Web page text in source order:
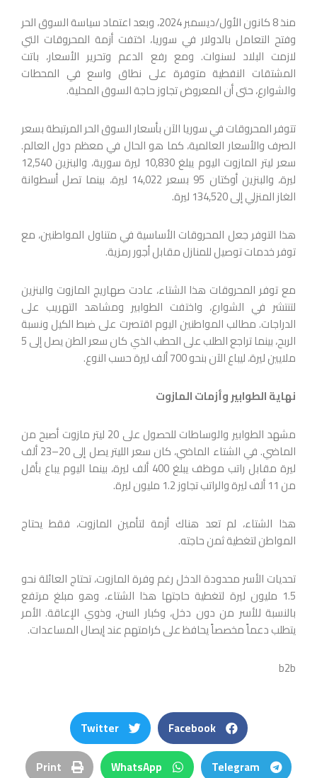
منذ 8 كانون الأول/ديسمبر 2024، وبعد اعتماد سياسة السوق الحر
وفتح التعامل بالدولار في سوريا، اختفت أزمة المحروقات التي
لازمت البلاد لسنوات. ومع رفع الدعم وتحرير الأسعار، باتت
المشتقات النفطية متوفرة على نطاق واسع في المحطات
والشوارع، حتى أن المعروض تجاوز حاجة السوق المحلية.
تتوفر المحروقات في سوريا الآن بأسعار السوق الحر المرتبطة بسعر
الصرف والأسعار العالمية، كما هو الحال في معظم دول العالم.
سعر ليتر المازوت اليوم يبلغ 10,830 ليرة سورية، والبنزين 12,540
ليرة، والبنزين أوكتان 95 بسعر 14,022 ليرة، بينما تصل أسطوانة
الغاز المنزلي إلى 134,520 ليرة.
هذا التوفر جعل المحروقات الأساسية في متناول المواطنين، مع
توفر خدمات توصيل للمنازل مقابل أجور رمزية.
مع توفر المحروقات هذا الشتاء، عادت صهاريج المازوت والبنزين
لتنتشر في الشوارع، واختفت الطوابير ومشاهد التهريب على
الدراجات. مطالب المواطنين اليوم اقتصرت على ضبط الكيل ونسبة
الربح، بينما تراجع الطلب على الحطب الذي كان سعر الطن يصل إلى 5
ملايين ليرة، ليباع الآن بنحو 700 ألف ليرة حسب النوع.
نهاية الطوابير وأزمات المازوت
مشهد الطوابير والوساطات للحصول على 20 ليتر مازوت أصبح من
الماضي. في الشتاء الماضي، كان سعر الليتر يصل إلى 20–23 ألف
ليرة مقابل راتب موظف يبلغ 400 ألف ليرة، بينما اليوم يباع بأقل
من 11 ألف ليرة والراتب تجاوز 1.2 مليون ليرة.
هذا الشتاء، لم تعد هناك أزمة لتأمين المازوت، فقط يحتاج
المواطن لتغطية ثمن حاجته.
تحديات الأسر محدودة الدخل رغم وفرة المازوت، تحتاج العائلة نحو
1.5 مليون ليرة لتغطية حاجتها هذا الشتاء، وهو مبلغ مرتفع
بالنسبة للأسر من دون دخل، وكبار السن، وذوي الإعاقة. الأمر
يتطلب دعماً مخصصاً يحافظ على كرامتهم عند إيصال المساعدات.
b2b
Facebook
Twitter
Telegram
WhatsApp
Print